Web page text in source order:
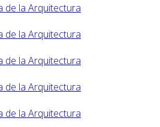
de la Arquitectura
de la Arquitectura
de la Arquitectura
de la Arquitectura
de la Arquitectura